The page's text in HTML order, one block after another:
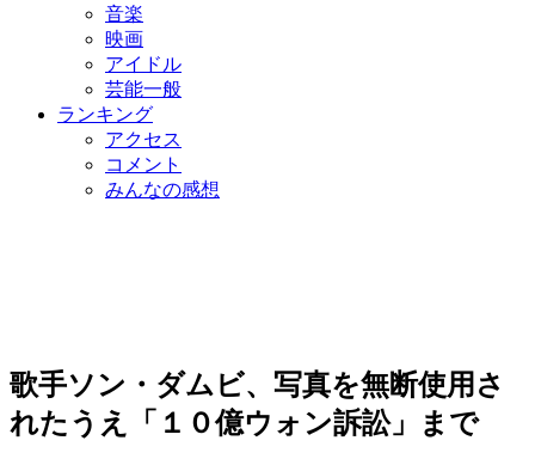
音楽
映画
アイドル
芸能一般
ランキング
アクセス
コメント
みんなの感想
歌手ソン・ダムビ、写真を無断使用さ
れたうえ「１０億ウォン訴訟」まで